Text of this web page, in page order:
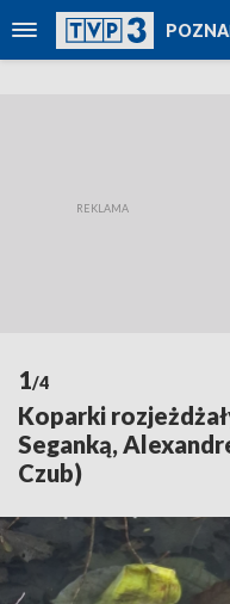
TVP
1/4
Koparki
Seganką,
Czub)